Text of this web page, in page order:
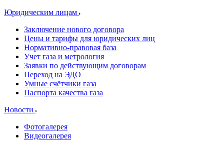
Юридическим лицам
Заключение нового договора
Цены и тарифы для юридических лиц
Нормативно-правовая база
Учет газа и метрология
Заявки по действующим договорам
Переход на ЭДО
Умные счётчики газа
Паспорта качества газа
Новости
Фотогалерея
Видеогалерея